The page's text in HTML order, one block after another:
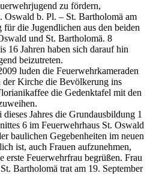
zu fördern,
Oswald b. Pl. – St. Bartholomä am
die Jugendlichen aus den beiden
und St. Bartholomä. 8
16 Jahren haben sich darauf hin
beizutreten.
luden die Feuerwehrkameraden
Kirche die Bevölkerung ins
die Gedenktafel mit den
Jahres die Grundausbildung 1
6 im Feuerwehrhaus St. Oswald
baulichen Gegebenheiten im neuen
ist, auch Frauen aufzunehmen,
erste Feuerwehrfrau begrüßen. Frau
Bartholomä trat am 19. September